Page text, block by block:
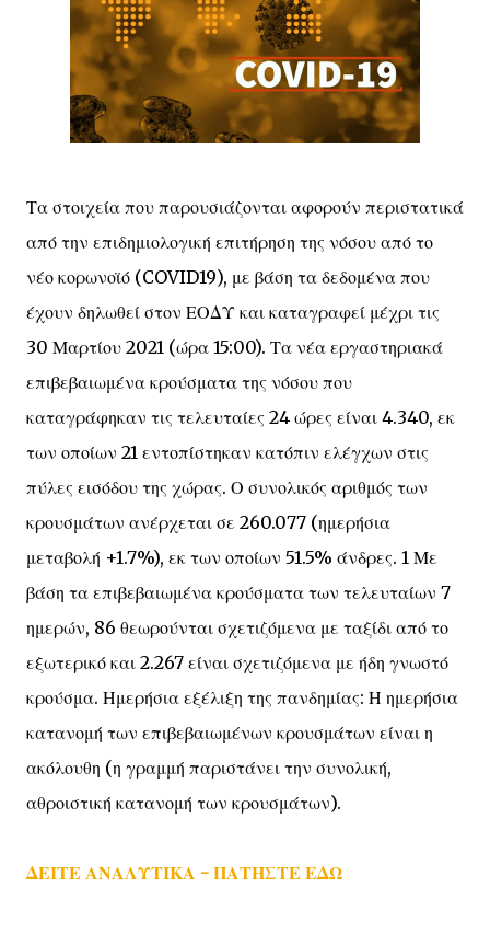
Τα στοιχεία που παρουσιάζονται αφορούν περιστατικά
από την επιδημιολογική επιτήρηση της νόσου από το
νέο κορωνοϊό (COVID19), με βάση τα δεδομένα που
έχουν δηλωθεί στον ΕΟΔΥ και καταγραφεί μέχρι τις
30 Μαρτίου 2021 (ώρα 15:00). Τα νέα εργαστηριακά
επιβεβαιωμένα κρούσματα της νόσου που
καταγράφηκαν τις τελευταίες 24 ώρες είναι 4.340, εκ
των οποίων 21 εντοπίστηκαν κατόπιν ελέγχων στις
πύλες εισόδου της χώρας. Ο συνολικός αριθμός των
κρουσμάτων ανέρχεται σε 260.077 (ημερήσια
μεταβολή +1.7%), εκ των οποίων 51.5% άνδρες. 1 Με
βάση τα επιβεβαιωμένα κρούσματα των τελευταίων 7
ημερών, 86 θεωρούνται σχετιζόμενα με ταξίδι από το
εξωτερικό και 2.267 είναι σχετιζόμενα με ήδη γνωστό
κρούσμα. Ημερήσια εξέλιξη της πανδημίας: Η ημερήσια
κατανομή των επιβεβαιωμένων κρουσμάτων είναι η
ακόλουθη (η γραμμή παριστάνει την συνολική,
αθροιστική κατανομή των κρουσμάτων).
ΔΕΙΤΕ ΑΝΑΛΥΤΙΚΑ - ΠΑΤΗΣΤΕ ΕΔΩ